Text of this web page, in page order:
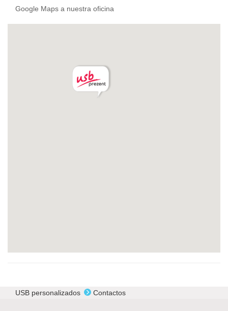
Google Maps a nuestra oficina
USB personalizados Сontactos